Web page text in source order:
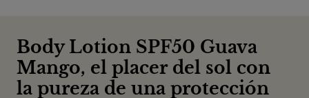
Body Lotion SPF50 Guava
Mango, el placer del sol con
la pureza de una protección